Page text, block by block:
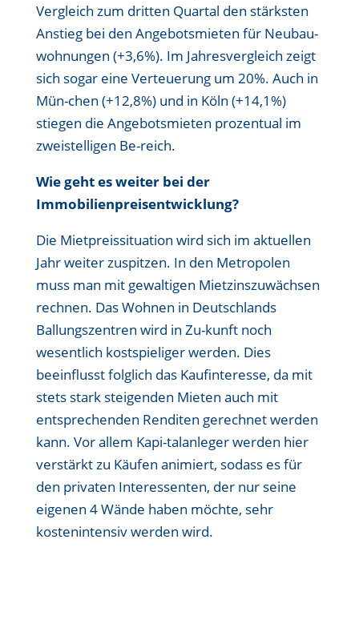
Vergleich zum dritten Quartal den stärksten
Anstieg bei den Angebotsmieten für Neubau-
wohnungen (+3,6%). Im Jahresvergleich zeigt
sich sogar eine Verteuerung um 20%. Auch in
Mün-chen (+12,8%) und in Köln (+14,1%)
stiegen die Angebotsmieten prozentual im
zweistelligen Be-reich.
Wie geht es weiter bei der
Immobilienpreisentwicklung?
Die Mietpreissituation wird sich im aktuellen
Jahr weiter zuspitzen. In den Metropolen
muss man mit gewaltigen Mietzinszuwächsen
rechnen. Das Wohnen in Deutschlands
Ballungszentren wird in Zu-kunft noch
wesentlich kostspieliger werden. Dies
beeinflusst folglich das Kaufinteresse, da mit
stets stark steigenden Mieten auch mit
entsprechenden Renditen gerechnet werden
kann. Vor allem Kapi-talanleger werden hier
verstärkt zu Käufen animiert, sodass es für
den privaten Interessenten, der nur seine
eigenen 4 Wände haben möchte, sehr
kostenintensiv werden wird.